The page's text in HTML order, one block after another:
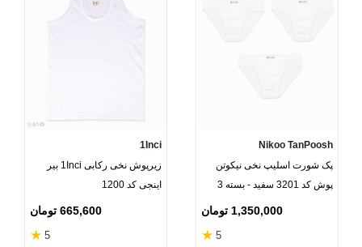
Nikoo TanPoosh
پک شورت اسلیپ نخی نیکوتن
پوش کد 3201 سفید - بسته 3
1,350,000 تومان
5
★
1Inci
زیرپوش نخی رکابی 1Inci بیر
اینجی کد 1200
665,600 تومان
5
★